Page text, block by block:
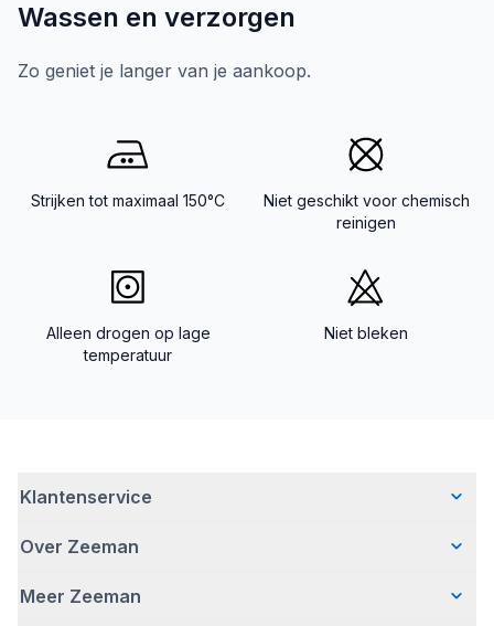
Wassen en verzorgen
Zo geniet je langer van je aankoop.
Strijken tot maximaal 150°C
Niet geschikt voor chemisch
reinigen
Alleen drogen op lage
temperatuur
Niet bleken
Klantenservice
Veelgestelde vragen
Bezorgen
Over Zeeman
Wie wij zijn
Meer Zeeman